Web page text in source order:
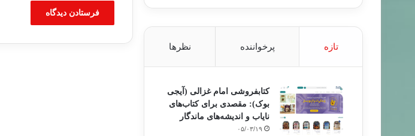
تازه پرخواننده نظرها
کتابفروشی امام غزالی (آیجی
بوک): مقصدی برای کتاب‌های
نایاب و اندیشه‌های ماندگار
۰۵/۰۳/۱۹